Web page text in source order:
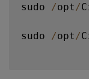
sudo /opt /
sudo /opt /